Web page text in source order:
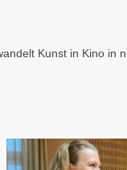
Kunst in Kino in